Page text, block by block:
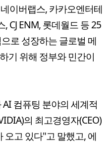
이버랩스, 카카오엔터테
, CJ ENM, 롯데월드 등 25
로 성장하는 글로벌 메
기 위해 정부와 민간이
컴퓨팅 분야의 세계적
의 최고경영자(CEO)
오고 있다"고 말했고, 에